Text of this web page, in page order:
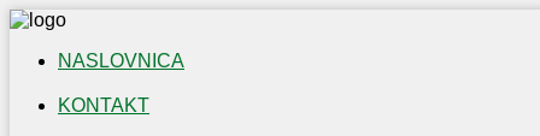
NASLOVNICA
KONTAKT